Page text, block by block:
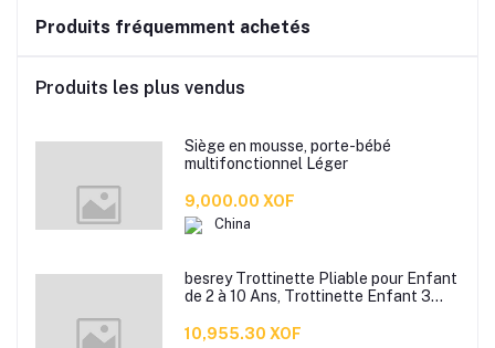
Produits fréquemment achetés
Produits les plus vendus
Siège en mousse, porte-bébé
multifonctionnel Léger
9,000.00 XOF
China
besrey Trottinette Pliable pour Enfant
de 2 à 10 Ans, Trottinette Enfant 3
Lumineuses, Hauteur réglable
10,955.30 XOF